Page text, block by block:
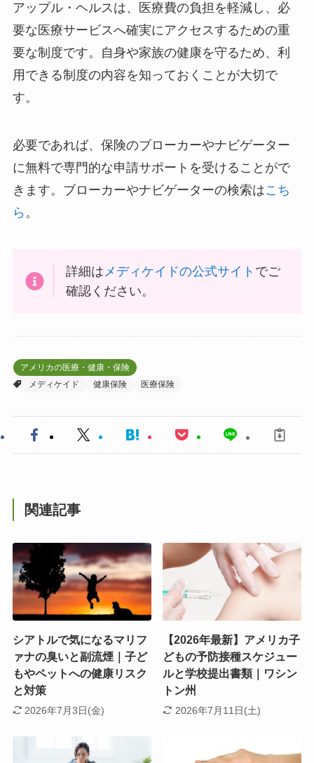
アップル・ヘルスは、医療費の負担を軽減し、必
要な医療サービスへ確実にアクセスするための重
要な制度です。自身や家族の健康を守るため、利
用できる制度の内容を知っておくことが大切で
す。
必要であれば、保険のブローカーやナビゲーター
に無料で専門的な申請サポートを受けることがで
きます。ブローカーやナビゲーターの検索はこち
ら 。
詳細はメディケイドの公式サイト でご
確認ください。
アメリカの医療・健康・保険
メディケイド
健康保険 医療保険
関連記事
シアトルで気になるマリフ
ァナの臭いと副流煙｜子ど
もやペットへの健康リスク
と対策
2026年7月3日(金)
【2026年最新】アメリカ子
どもの予防接種スケジュー
ルと学校提出書類｜ワシン
トン州
2026年7月11日(土)